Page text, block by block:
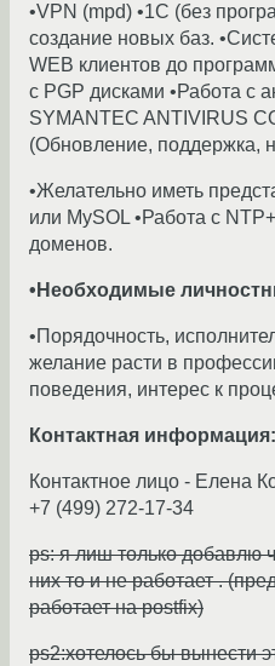
•VPN (mpd) •1С (без
создание новых баз.
WEB клиентов до
с PGP дисками •Работа с
SYMANTEC ANTIVIRUS
(Обновление, поддержка,
•Желательно иметь
или MySOL •Работа с
доменов.
•Необходимые
•Порядочность,
желание расти в
поведения, интерес к
Контактная информация:
Контактное лицо - Елена
+7 (499) 272-17-34
ps: я лиш только добавлю
них то и не работает .
работает на postfix)
ps2:хотелось бы вынести